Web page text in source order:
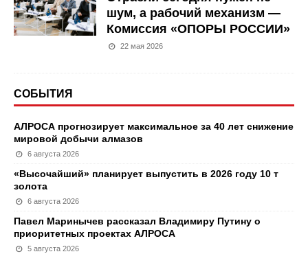
шум, а рабочий механизм —
Комиссия «ОПОРЫ РОССИИ»
22 мая 2026
СОБЫТИЯ
АЛРОСА прогнозирует максимальное за 40 лет снижение
мировой добычи алмазов
6 августа 2026
«Высочайший» планирует выпустить в 2026 году 10 т
золота
6 августа 2026
Павел Маринычев рассказал Владимиру Путину о
приоритетных проектах АЛРОСА
5 августа 2026